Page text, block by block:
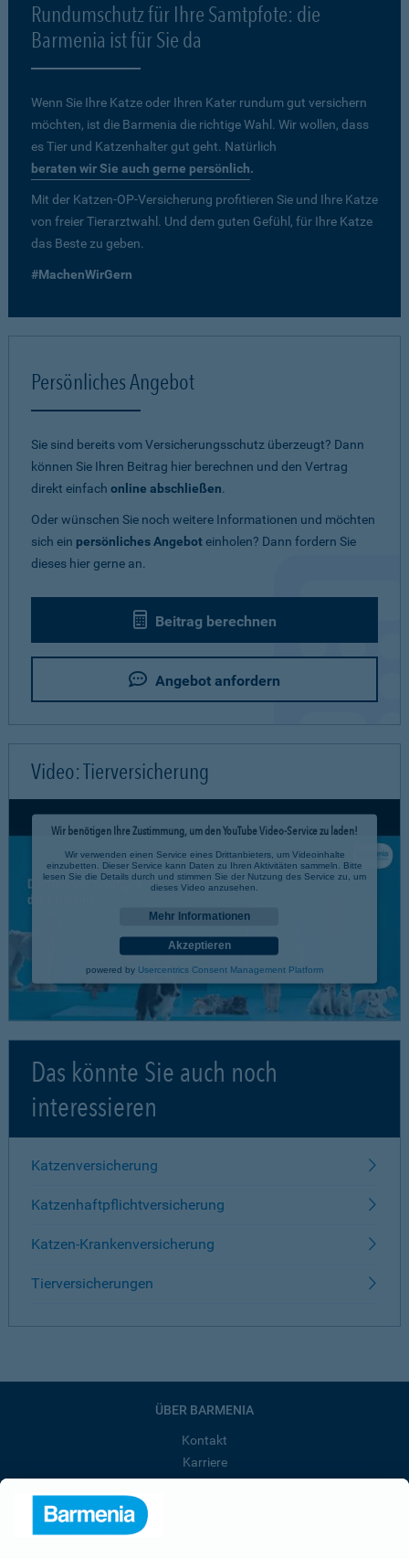
Rundumschutz für Ihre Samtpfote: die
Barmenia ist für Sie da
Wenn Sie Ihre Katze oder Ihren Kater rundum gut versichern
möchten, ist die Barmenia die richtige Wahl. Wir wollen, dass
es Tier und Katzenhalter gut geht. Natürlich
beraten wir Sie auch gerne persönlich.
Mit der Katzen-OP-Versicherung profitieren Sie und Ihre Katze
von freier Tierarztwahl. Und dem guten Gefühl, für Ihre Katze
das Beste zu geben.
#MachenWirGern
Persönliches Angebot
Sie sind bereits vom Versicherungsschutz überzeugt? Dann
können Sie Ihren Beitrag hier berechnen und den Vertrag
direkt einfach online abschließen.
Oder wünschen Sie noch weitere Informationen und möchten
sich ein persönliches Angeboteinholen? Dann fordern Sie
dieses hier gerne an.
Beitrag berechnen
Angebot anfordern
Video: Tierversicherung
Wir benötigen Ihre Zustimmung, um den YouTube Video-Service zu laden!
Wir verwenden einen Service eines Drittanbieters, um Videoinhalte
einzubetten. Dieser Service kann Daten zu Ihren Aktivitäten sammeln. Bitte
lesen Sie die Details durch und stimmen Sie der Nutzung des Service zu, um
dieses Video anzusehen.
Mehr Informationen
Akzeptieren
powered by Usercentrics Consent Management Platform
Das könnte Sie auch noch
interessieren
Katzenversicherung
Katzenhaftpflichtversicherung
Katzen-Krankenversicherung
Tierversicherungen
ÜBER BARMENIA
Kontakt
Karriere